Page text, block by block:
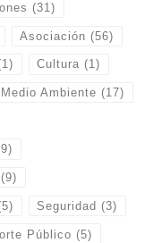
(31)
Asociación (56)
Cultura (1)
Medio Ambiente (17)
(9)
Seguridad (3)
Público (5)